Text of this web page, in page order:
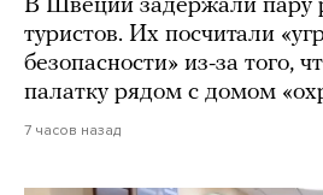
В Швеции задержали пару
туристов. Их посчитали
безопасности» из-за того,
палатку рядом с домом
7 часов назад